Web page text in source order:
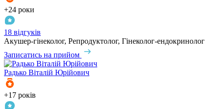
+24 роки
18 відгуків
Акушер-гінеколог, Репродуктолог, Гінеколог-ендокринолог
Записатись на прийом
Радько Віталій Юрійович
+17 років